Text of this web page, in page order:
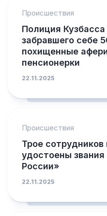
Происшествия
Полиция
забравшего себе
похищенные
пенсионерки
22.11.2025
Происшествия
Трое
удостоены
России»
22.11.2025